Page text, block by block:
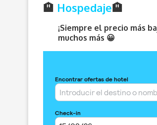
🏨 Hospedaje🏨
¡Siempre el precio más
muchos más 😀